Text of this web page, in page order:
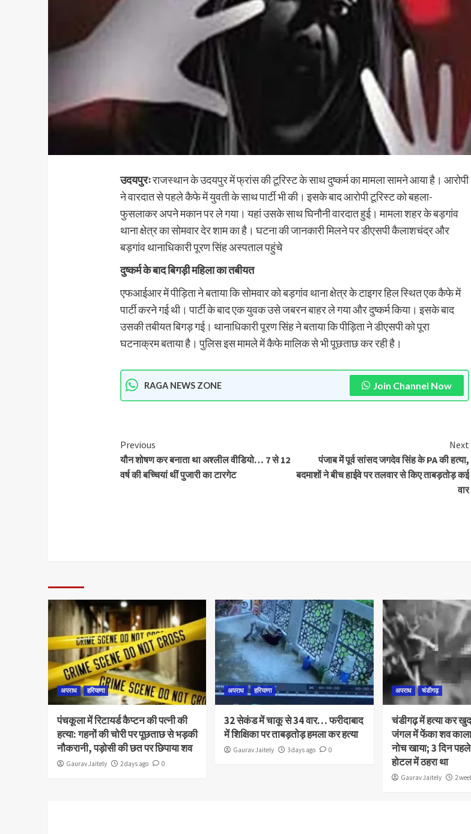
उदयपुरःराजस्थान के उदयपुर में फ्रांस की टूरिस्ट के साथ दुष्कर्म का मामला सामने आया है। आरोपी
ने वारदात से पहले कैफे में युवती के साथ पार्टी भी की। इसके बाद आरोपी टूरिस्ट को बहला-
फुसलाकर अपने मकान पर ले गया। यहां उसके साथ घिनौनी वारदात हुई। मामला शहर के बड़गांव
थाना क्षेत्र का सोमवार देर शाम का है। घटना की जानकारी मिलने पर डीएसपी कैलाशचंद्र और
बड़गांव थानाधिकारी पूरण सिंह अस्पताल पहुंचे
दुष्कर्म के बाद बिगड़ी महिला का तबीयत
एफआईआर में पीड़िता ने बताया कि सोमवार को बड़गांव थाना क्षेत्र के टाइगर हिल स्थित एक कैफे में
पार्टी करने गई थी। पार्टी के बाद एक युवक उसे जबरन बाहर ले गया और दुष्कर्म किया। इसके बाद
उसकी तबीयत बिगड़ गई। थानाधिकारी पूरण सिंह ने बताया कि पीड़िता ने डीएसपी को पूरा
घटनाक्रम बताया है। पुलिस इस मामले में कैफे मालिक से भी पूछताछ कर रही है।
RAGA NEWS ZONE Join Channel Now
Previous
यौन शोषण कर बनाता था अश्लील वीडियो… 7 से 12
वर्ष की बच्चियां थीं पुजारी का टारगेट
Next
पंजाब में पूर्व सांसद जगदेव सिंह के PA की हत्या,
बदमाशों ने बीच हाईवे पर तलवार से किए ताबड़तोड़ कई
वार
अपराध हरियाणा
पंचकूला में रिटायर्ड कैप्टन की पत्नी की
हत्या: गहनों की चोरी पर पूछताछ से भड़की
नौकरानी, पड़ोसी की छत पर छिपाया शव
Gaurav Jaitely 2 days ago 0
अपराध हरियाणा
32 सेकंड में चाकू से 34 वार… फरीदाबाद
में शिक्षिका पर ताबड़तोड़ हमला कर हत्या
Gaurav Jaitely 3 days ago 0
अपराध चंडीगढ़
चंडीगढ़ में हत्या कर
जंगल में फेंका शव काला
नोच खाया; 3 दिन
होटल में ठहरा था
Gaurav Jaitely 2